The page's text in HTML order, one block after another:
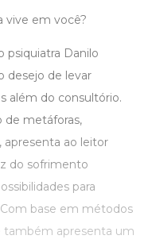
vive em você?
psiquiatra Danilo
desejo de levar
além do consultório.
de metáforas,
apresenta ao leitor
do sofrimento
para
base em métodos
também apresenta um